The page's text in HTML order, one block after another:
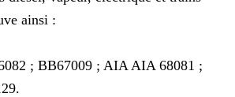
ainsi :
; BB67009 ; AIA AIA 68081 ;